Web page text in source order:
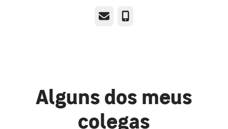
E-mail Telefone
Alguns dos meus
colegas